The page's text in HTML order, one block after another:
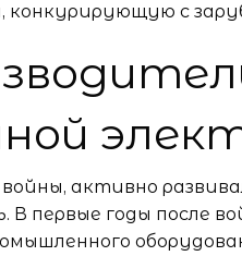
конкурирующую с
активно
В первые годы после